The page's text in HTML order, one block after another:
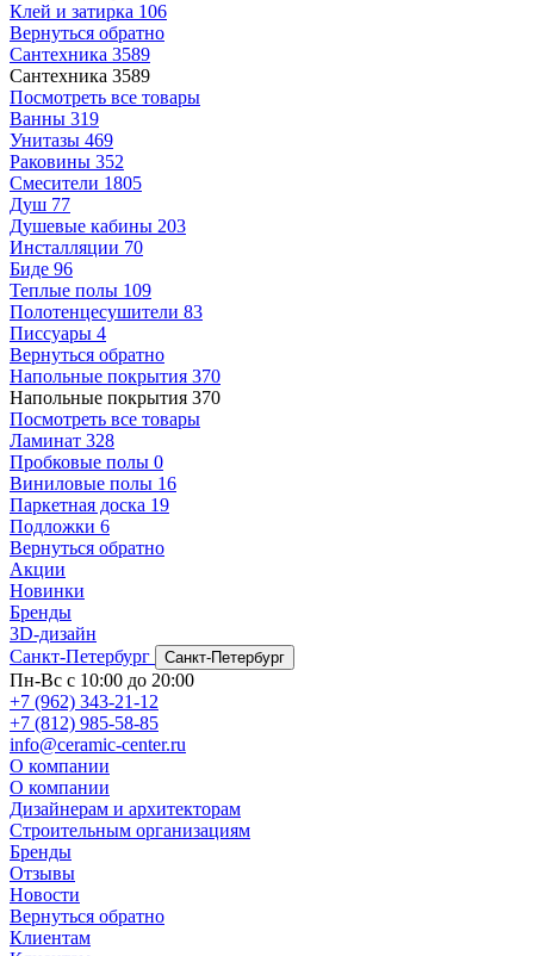
Клей и затирка 106
Вернуться обратно
Сантехника 3589
Сантехника 3589
Посмотреть все товары
Ванны 319
Унитазы 469
Раковины 352
Смесители 1805
Душ 77
Душевые кабины 203
Инсталляции 70
Биде 96
Теплые полы 109
Полотенцесушители 83
Писсуары 4
Вернуться обратно
Напольные покрытия 370
Напольные покрытия 370
Посмотреть все товары
Ламинат 328
Пробковые полы 0
Виниловые полы 16
Паркетная доска 19
Подложки 6
Вернуться обратно
Акции
Новинки
Бренды
3D-дизайн
Санкт-Петербург
Санкт-Петербург
Пн-Вс с 10:00 до 20:00
+7 (962) 343-21-12
+7 (812) 985-58-85
info@ceramic-center.ru
О компании
О компании
Дизайнерам и архитекторам
Строительным организациям
Бренды
Отзывы
Новости
Вернуться обратно
Клиентам